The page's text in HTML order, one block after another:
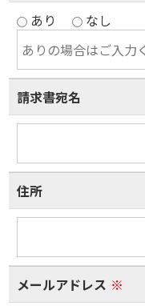
あり
なし
請求書宛名
住所
メールアドレス ※